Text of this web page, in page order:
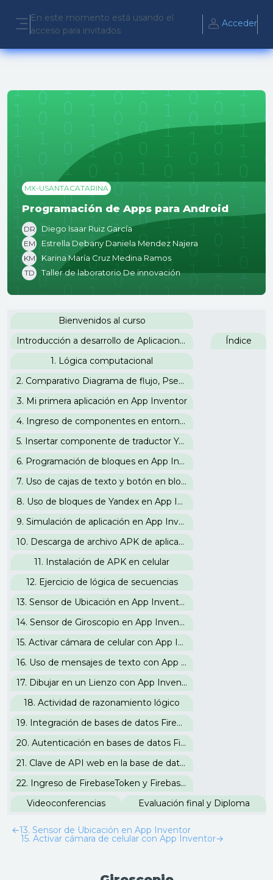
Panel lateral
En este momento está usando el
acceso para invitados
Acceder
MX-USANTACATARINA
Programación de Apps para Android
DR Diego Isaar Ruiz García
EM Estrella Debany Daniela Mendez Najera
KM Karina María Cruz Medina Ramos
TD Taller de laboratorio De innovación
Perfilado de sección
Bienvenidos al curso
Introducción a desarrollo de Aplicaciones para Android
Índice
1. Lógica computacional
2. Comparativo Diagrama de flujo, Pseudocódigo, Lenguaje C y Bloques de App Inventor
3. Mi primera aplicación en App Inventor
4. Ingreso de componentes en entorno visual de App Inventor
5. Insertar componente de traductor Yandex en App Inventor
6. Programación de bloques en App Inventor
7. Uso de cajas de texto y botón en bloques de App Inventor
8. Uso de bloques de Yandex en App Inventor
9. Simulación de aplicación en App Inventor
10. Descarga de archivo APK de aplicación en App Inventor
11. Instalación de APK en celular
12. Ejercicio de lógica de secuencias
13. Sensor de Ubicación en App Inventor
14. Sensor de Giroscopio en App Inventor
15. Activar cámara de celular con App Inventor
16. Uso de mensajes de texto con App Inventor
17. Dibujar en un Lienzo con App Inventor
18. Actividad de razonamiento lógico
19. Integración de bases de datos Firebase con App Inventor
20. Autenticación en bases de datos Firebase
21. Clave de API web en la base de datos Firebase
22. Ingreso de FirebaseToken y FirebaseURL
Videoconferencias
Evaluación final y Diploma
←13. Sensor de Ubicación en App Inventor
→
15. Activar cámara de celular con App Inventor